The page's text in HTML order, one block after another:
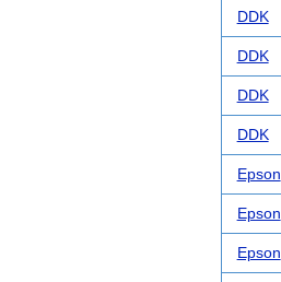
DDK
DDK
DDK
DDK
Epson
Epson
Epson